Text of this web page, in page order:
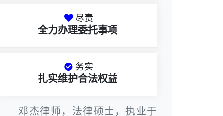
尽责
全力办理委托事项
务实
扎实维护合法权益
邓杰律师，法律硕士，执业于